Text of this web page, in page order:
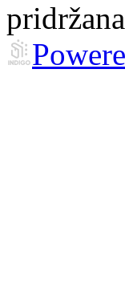
pridržana